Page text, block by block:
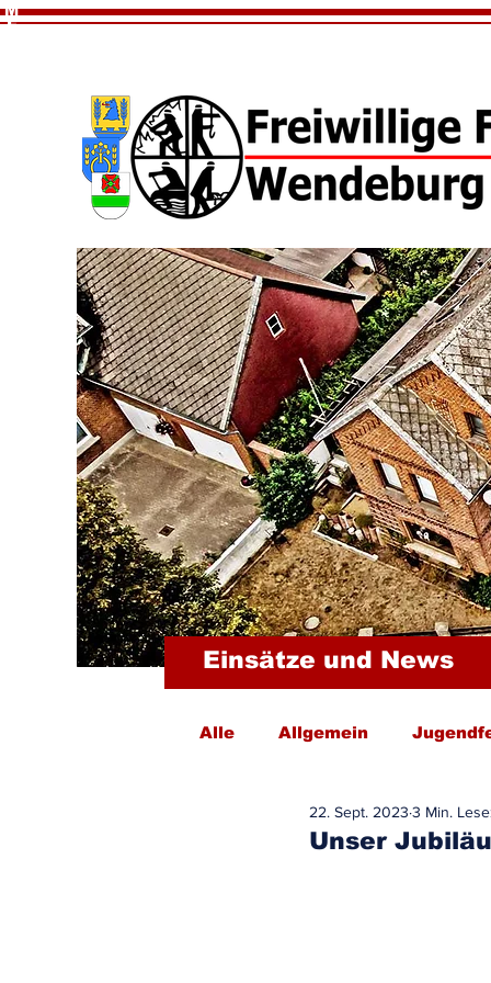
M
E
Einsätze und News
Alle Allgemein
Unser
22. Sept. 2023 3 Min.